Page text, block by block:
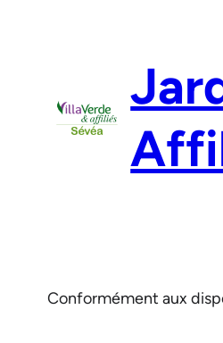
Conformément aux